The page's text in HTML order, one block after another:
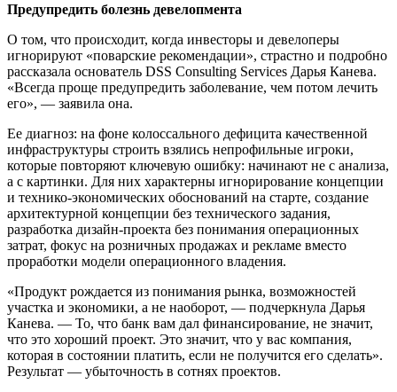
Предупредить болезнь девелопмента
О том, что происходит, когда инвесторы и девелоперы
игнорируют «поварские рекомендации», страстно и подробно
рассказала основатель DSS Consulting Services Дарья Канева.
«Всегда проще предупредить заболевание, чем потом лечить
его», — заявила она.
Ее диагноз: на фоне колоссального дефицита качественной
инфраструктуры строить взялись непрофильные игроки,
которые повторяют ключевую ошибку: начинают не с анализа,
а с картинки. Для них характерны игнорирование концепции
и технико-экономических обоснований на старте, создание
архитектурной концепции без технического задания,
разработка дизайн-проекта без понимания операционных
затрат, фокус на розничных продажах и рекламе вместо
проработки модели операционного владения.
«Продукт рождается из понимания рынка, возможностей
участка и экономики, а не наоборот, — подчеркнула Дарья
Канева. — То, что банк вам дал финансирование, не значит,
что это хороший проект. Это значит, что у вас компания,
которая в состоянии платить, если не получится его сделать».
Результат — убыточность в сотнях проектов.